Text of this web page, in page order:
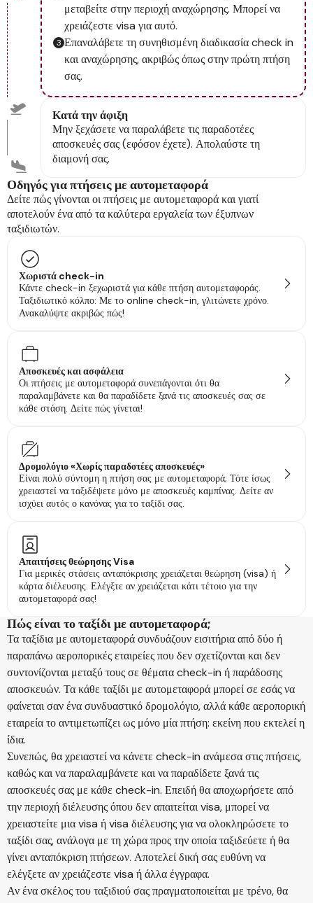
μεταβείτε στην περιοχή αναχώρησης. Μπορεί να
χρειάζεστε visa για αυτό.
Επαναλάβετε τη συνηθισμένη διαδικασία check in
και αναχώρησης, ακριβώς όπως στην πρώτη πτήση
σας.
Κατά την άφιξη
Μην ξεχάσετε να παραλάβετε τις παραδοτέες
αποσκευές σας (εφόσον έχετε). Απολαύστε τη
διαμονή σας.
Οδηγός για πτήσεις με αυτομεταφορά
Δείτε πώς γίνονται οι πτήσεις με αυτομεταφορά και γιατί
αποτελούν ένα από τα καλύτερα εργαλεία των έξυπνων
ταξιδιωτών.
Χωριστά check-in
Κάντε check-in ξεχωριστά για κάθε πτήση αυτομεταφοράς.
Ταξιδιωτικό κόλπο: Με το online check-in, γλιτώνετε χρόνο.
Ανακαλύψτε ακριβώς πώς!
Αποσκευές και ασφάλεια
Οι πτήσεις με αυτομεταφορά συνεπάγονται ότι θα
παραλαμβάνετε και θα παραδίδετε ξανά τις αποσκευές σας σε
κάθε στάση. Δείτε πώς γίνεται!
Δρομολόγιο «Χωρίς παραδοτέες αποσκευές»
Είναι πολύ σύντομη η πτήση σας με αυτομεταφορά; Τότε ίσως
χρειαστεί να ταξιδέψετε μόνο με αποσκευές καμπίνας. Δείτε αν
ισχύει αυτός ο κανόνας για το ταξίδι σας.
Απαιτήσεις θεώρησης Visa
Για μερικές στάσεις ανταπόκρισης χρειάζεται θεώρηση (visa) ή
κάρτα διέλευσης. Ελέγξτε αν χρειάζεται κάτι τέτοιο για την
αυτομεταφορά σας!
Πώς είναι το ταξίδι με αυτομεταφορά;
Τα ταξίδια με αυτομεταφορά συνδυάζουν εισιτήρια από δύο ή
παραπάνω αεροπορικές εταιρείες που δεν σχετίζονται και δεν
συντονίζονται μεταξύ τους σε θέματα check-in ή παράδοσης
αποσκευών. Τα κάθε ταξίδι με αυτομεταφορά μπορεί σε εσάς να
φαίνεται σαν ένα συνδυαστικό δρομολόγιο, αλλά κάθε αεροπορική
εταιρεία το αντιμετωπίζει ως μόνο μία πτήση: εκείνη που εκτελεί η
ίδια.
Συνεπώς, θα χρειαστεί να κάνετε check-in ανάμεσα στις πτήσεις,
καθώς και να παραλαμβάνετε και να παραδίδετε ξανά τις
αποσκευές σας με κάθε check-in. Επειδή θα αποχωρήσετε από
την περιοχή διέλευσης όπου δεν απαιτείται visa, μπορεί να
χρειαστείτε μια visa ή visa διέλευσης για να ολοκληρώσετε το
ταξίδι σας, ανάλογα με τη χώρα προς την οποία ταξιδεύετε ή θα
γίνει ανταπόκριση πτήσεων. Αποτελεί δική σας ευθύνη να
ελέγξετε αν χρειάζεστε visa ή άλλα έγγραφα.
Αν ένα σκέλος του ταξιδιού σας πραγματοποιείται με τρένο, θα